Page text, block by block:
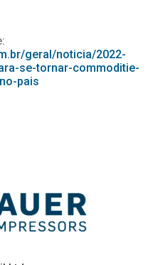
geral/noticia/2022-
se-tornar-commoditie-
pais